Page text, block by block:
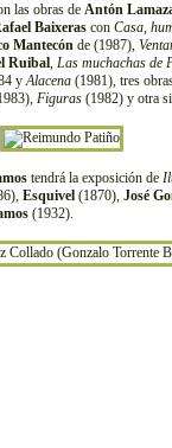
las obras de Antón
Baixeras con Casa,
Mantecón de (1987),
Ruibal, Las muchachas de
yAlacena (1981), tres
Figuras (1982) y otra
tendrá la exposición de
Esquivel (1870), José
(1932).